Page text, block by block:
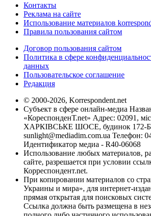
Контакты
Реклама на сайте
Использование материалов
Правила пользования сайтом
Договор пользования сайтом
Политика в сфере
данных
Пользовательское соглашение
Редакция
© 2000-2026, Korrespondent.net
Субъект в сфере онлайн-медиа
«КореспонденТ.net» Адрес: 02091,
ХАРКІВСЬКЕ ШОСЕ, будинок 172-Б,
sunlight@mediadim.com.ua Телефон:
Идентификатор медиа - R40-06068
Использование любых материалов,
сайте, разрешается при условии
Корреспондент.net.
При копировании материалов со
Украины и мира», для интернет-
прямая открытая для поисковых
Ссылка должна быть размещена в